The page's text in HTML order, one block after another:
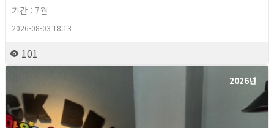
기간 : 7월
2026-08-03 18:13
101
2026년